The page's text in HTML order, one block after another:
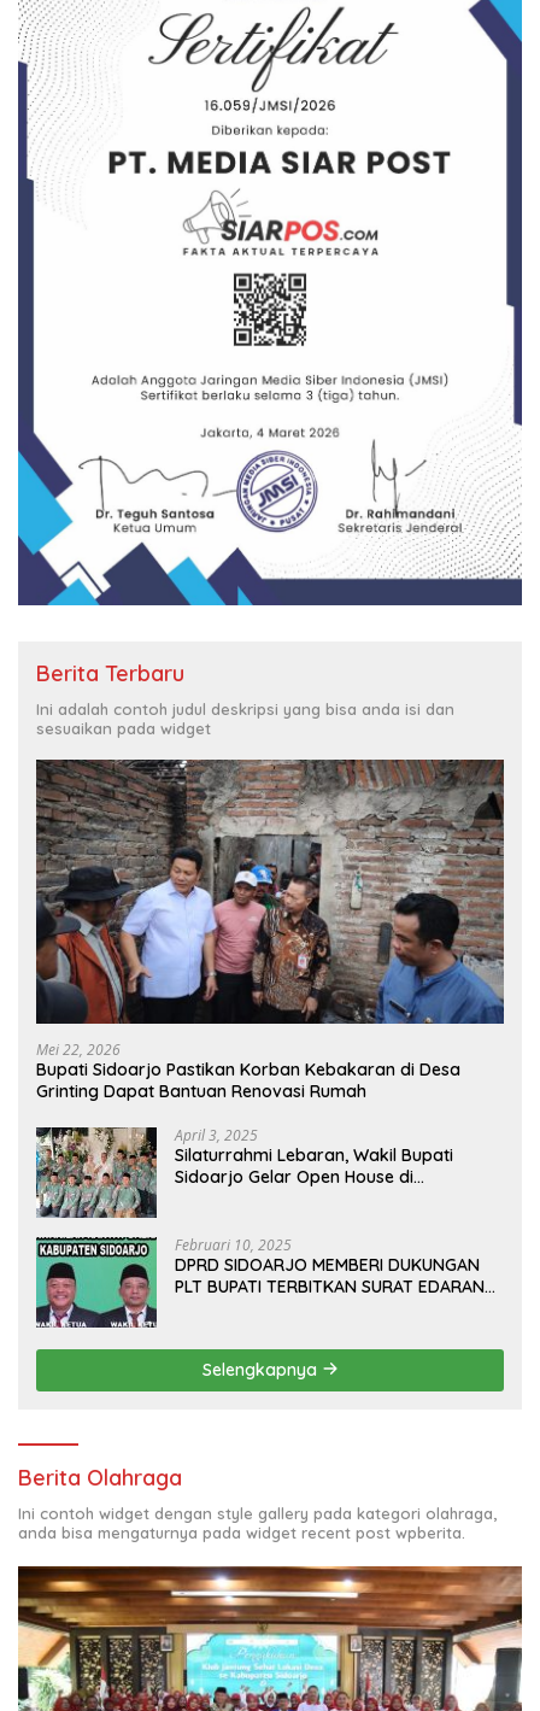
Berita Terbaru
Ini adalah contoh judul deskripsi yang bisa anda isi dan
sesuaikan pada widget
Mei 22, 2026
Bupati Sidoarjo Pastikan Korban Kebakaran di Desa
Grinting Dapat Bantuan Renovasi Rumah
April 3, 2025
Silaturrahmi Lebaran, Wakil Bupati
Sidoarjo Gelar Open House di
Februari 10, 2025
DPRD SIDOARJO MEMBERI DUKUNGAN
PLT BUPATI TERBITKAN SURAT EDARAN
KELUAR KOTA
Selengkapnya
Berita Olahraga
Ini contoh widget dengan style gallery pada kategori olahraga,
anda bisa mengaturnya pada widget recent post wpberita.